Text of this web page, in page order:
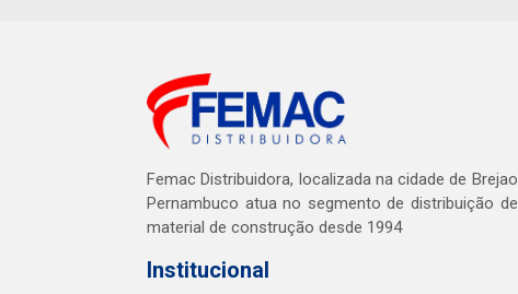
Femac Distribuidora, localizada na cidade de Brejao
Pernambuco atua no segmento de distribuição de
material de construção desde 1994
Institucional